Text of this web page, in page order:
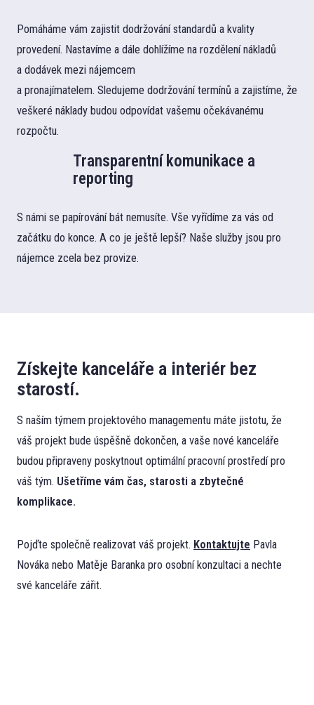
Pomáháme vám zajistit dodržování standardů a kvality
provedení. Nastavíme a dále dohlížíme na rozdělení nákladů
a dodávek mezi nájemcem
a pronajímatelem. Sledujeme dodržování termínů a zajistíme, že
veškeré náklady budou odpovídat vašemu očekávanému
rozpočtu.
Transparentní komunikace a
reporting
S námi se papírování bát nemusíte. Vše vyřídíme za vás od
začátku do konce. A co je ještě lepší? Naše služby jsou pro
nájemce zcela bez provize.
Získejte kanceláře a interiér bez
starostí.
S naším týmem projektového managementu máte jistotu, že
váš projekt bude úspěšně dokončen, a vaše nové kanceláře
budou připraveny poskytnout optimální pracovní prostředí pro
váš tým. Ušetříme vám čas, starosti a zbytečné
komplikace.
Pojďte společně realizovat váš projekt. Kontaktujte Pavla
Nováka nebo Matěje Baranka pro osobní konzultaci a nechte
své kanceláře zářit.